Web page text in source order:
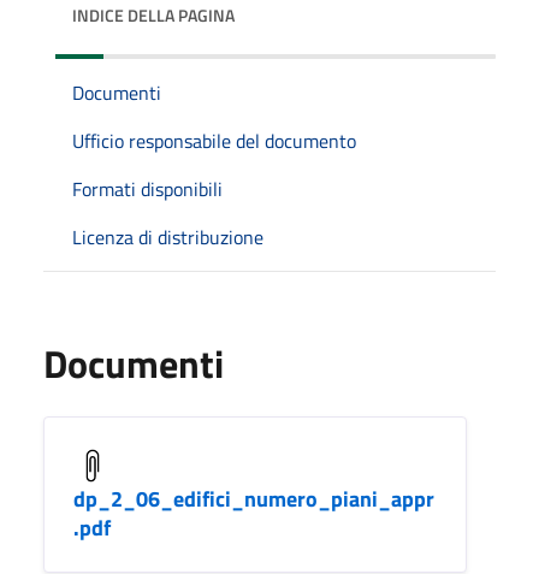
INDICE DELLA PAGINA
Documenti
Ufficio responsabile del documento
Formati disponibili
Licenza di distribuzione
Documenti
dp_2_06_edifici_numero_piani_appr
.pdf